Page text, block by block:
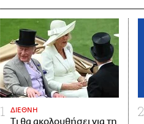
ΔΙΕΘΝΗ